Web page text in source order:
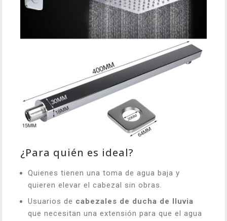
¿Para quién es ideal?
Quienes tienen una toma de agua baja y
quieren elevar el cabezal sin obras.
Usuarios de cabezales de ducha de lluvia
que necesitan una extensión para que el agua